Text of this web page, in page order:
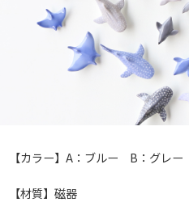
【カラー】A：ブルー B：グレー
【材質】磁器